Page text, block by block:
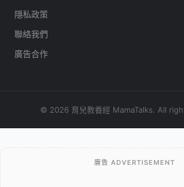
隱私政策
聯絡我們
廣告合作
© 2026 育兒教養經 MamaTalks. All
廣告 ADVERTISEMENT